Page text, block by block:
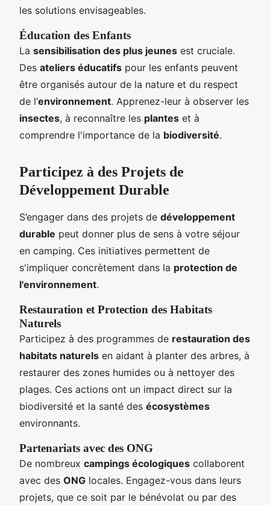
les solutions envisageables.
Éducation des Enfants
La sensibilisation des plus jeunes est cruciale.
Des ateliers éducatifs pour les enfants peuvent
être organisés autour de la nature et du respect
de l’environnement. Apprenez-leur à observer les
insectes, à reconnaître les plantes et à
comprendre l'importance de la biodiversité.
Participez à des Projets de
Développement Durable
S’engager dans des projets de développement
durable peut donner plus de sens à votre séjour
en camping. Ces initiatives permettent de
s'impliquer concrètement dans la protection de
l'environnement.
Restauration et Protection des Habitats
Naturels
Participez à des programmes de restauration des
habitats naturels en aidant à planter des arbres, à
restaurer des zones humides ou à nettoyer des
plages. Ces actions ont un impact direct sur la
biodiversité et la santé des écosystèmes
environnants.
Partenariats avec des ONG
De nombreux campings écologiques collaborent
avec des ONG locales. Engagez-vous dans leurs
projets, que ce soit par le bénévolat ou par des